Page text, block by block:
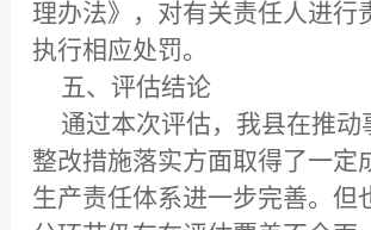
理办法》，对有关责任人进行
执行相应处罚。
五、评估结论
通过本次评估，我县在推动
整改措施落实方面取得了一定
生产责任体系进一步完善。但